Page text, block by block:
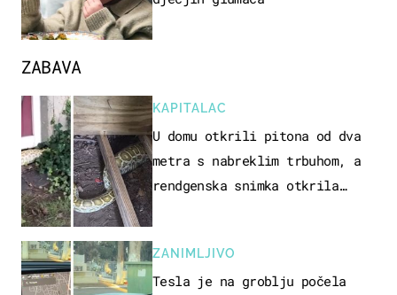
ZABAVA
KAPITALAC
U domu otkrili pitona od dva
metra s nabreklim trbuhom, a
rendgenska snimka otkrila
ZANIMLJIVO
Tesla je na groblju počela